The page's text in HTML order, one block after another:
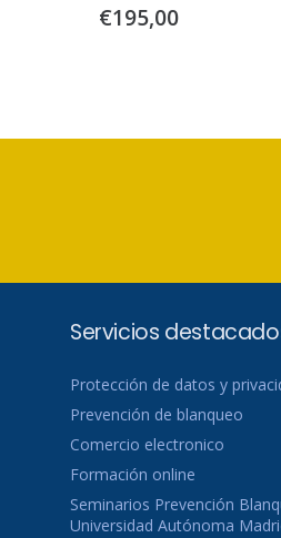
€195,00
Servicios
Protección de datos y
Prevención de blanqueo
Comercio electronico
Formación online
Seminarios Prevención
Universidad Autónoma